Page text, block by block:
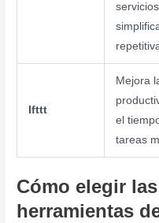
Ifttt
Mejora
el
tareas
Cómo elegir
herramientas